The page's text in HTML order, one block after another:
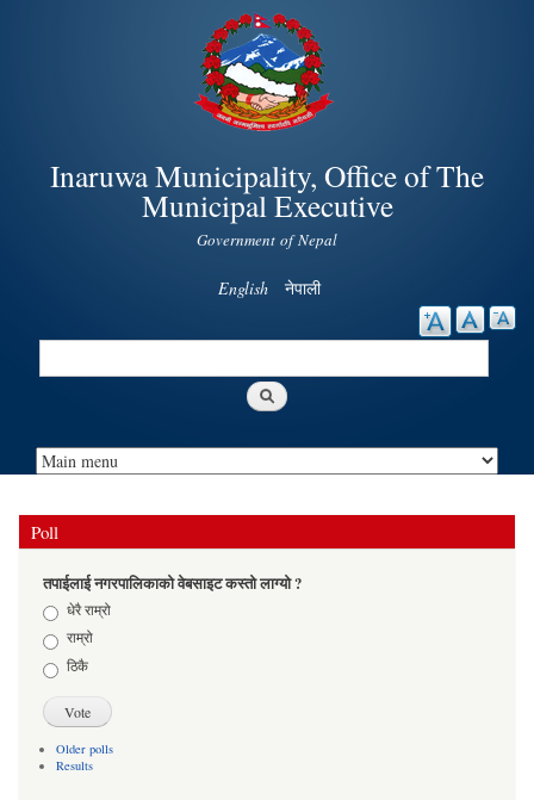
Skip to
main
content
Inaruwa Municipality, Office of The
Municipal Executive
Government of Nepal
English नेपाली
Search
Poll
तपाईलाई नगरपालिकाको वेबसाइट कस्तो लाग्यो ?
Choicesधेरै राम्रो
राम्रो
ठिकै
Older polls
Results